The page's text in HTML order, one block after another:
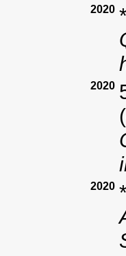
2020
2020
2020